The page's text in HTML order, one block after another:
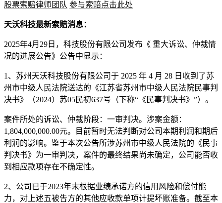
股票索赔律师团队 参与索赔点击此处
天沃科技最新索赔消息：
2025年4月29日，科技股份有限公司发布《 重大诉讼、仲裁情
况的进展公告》公告中显示：
1、苏州天沃科技股份有限公司于 2025 年 4 月 28 日收到了苏
州市中级人民法院送达的《江苏省苏州市中级人民法院民事判
决书》（2024）苏05民初637号（下称“《民事判决书》”）。
案件所处的诉讼、仲裁阶段：一审判决。涉案金额：
1,804,000,000.00元。目前暂时无法判断对公司本期利润和期后
利润的影响。鉴于本次公告所涉苏州市中级人民法院的《民事
判决书》为一审判决，案件的最终结果尚未确定，公司能否收
到相应款项存在不确定性。
2、公司已于2023年末根据业绩承诺方的信用风险和偿付能
力，对上述五被告方的其他应收款单项计提坏账准备。截至本